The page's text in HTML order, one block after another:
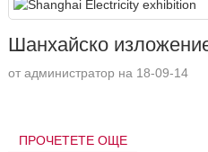
Шанхайско
от администратор на 18-09-14
ПРОЧЕТЕТЕ ОЩЕ